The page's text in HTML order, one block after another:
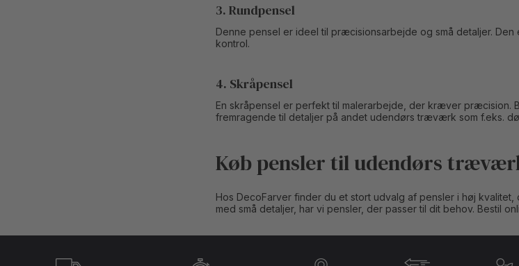
3. Rundpensel
Denne pensel er ideel til præcisionsarbejde og små detaljer.
kontrol.
4. Skråpensel
En skråpensel er perfekt til malerarbejde, der kræver præcision.
fremragende til detaljer på andet udendørs træværk som f.eks.
Køb pensler til udendørs
Hos DecoFarver finder du et stort udvalg af pensler i høj
med små detaljer, har vi pensler, der passer til dit behov. Bestil